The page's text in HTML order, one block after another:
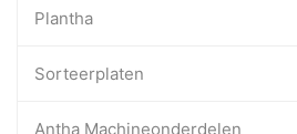
Plantha
Sorteerplaten
Antha Machineonderdelen